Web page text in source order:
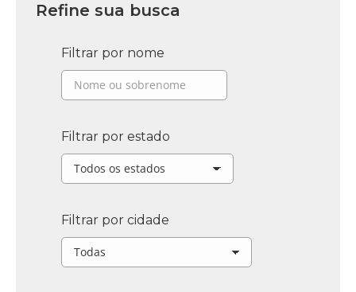
Refine sua busca
Filtrar por nome
Filtrar por estado
Filtrar por cidade